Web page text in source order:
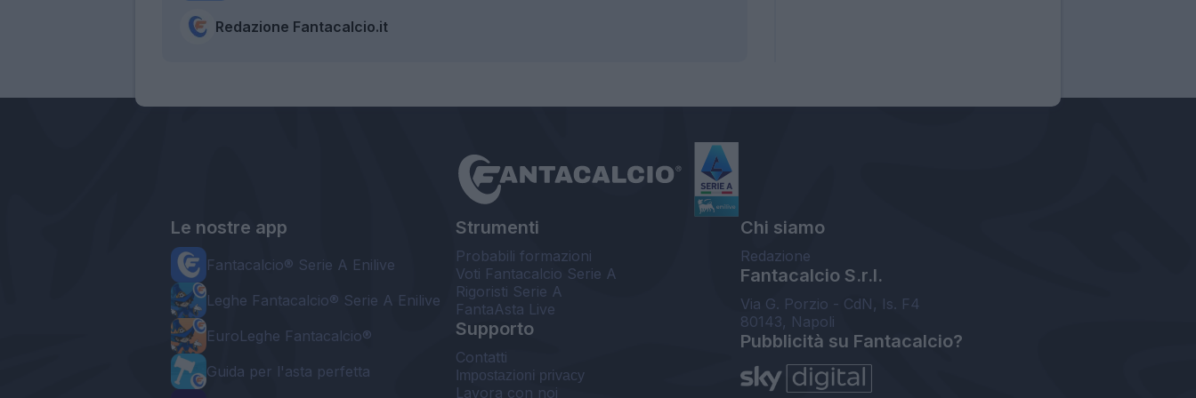
Redazione Fantacalcio.it
Le nostre app
Fantacalcio® Serie A Enilive
Leghe Fantacalcio® Serie A Enilive
EuroLeghe Fantacalcio®
Guida per l'asta perfetta
Strumenti
Probabili formazioni
Voti Fantacalcio Serie A
Rigoristi Serie A
FantaAsta Live
Supporto
Contatti
Impostazioni privacy
Lavora con noi
Chi siamo
Redazione
Fantacalcio S.r.l.
Via G. Porzio - CdN, Is. F4
80143, Napoli
Pubblicità su Fantacalcio?